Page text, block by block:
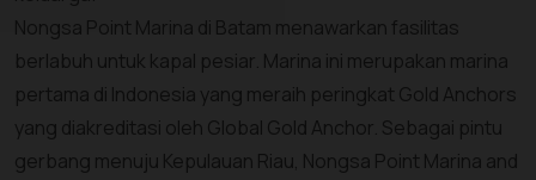
Nongsa Point Marina di Batam menawarkan fasilitas
berlabuh untuk kapal pesiar. Marina ini merupakan marina
pertama di Indonesia yang meraih peringkat Gold Anchors
yang diakreditasi oleh Global Gold Anchor. Sebagai pintu
gerbang menuju Kepulauan Riau, Nongsa Point Marina and